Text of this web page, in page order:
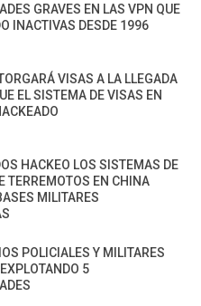
GRAVES EN LAS VPN QUE
INACTIVAS DESDE 1996
VISAS A LA LLEGADA
EL SISTEMA DE VISAS EN
HACKEO LOS SISTEMAS DE
TERREMOTOS EN CHINA
MILITARES
POLICIALES Y MILITARES
5